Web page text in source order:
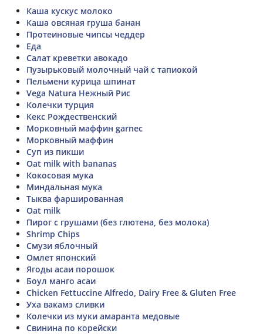
Каша кускус молоко
Каша овсяная груша банан
Протеиновые чипсы чеддер
Еда
Салат креветки авокадо
Пузырьковый молочный чай с тапиокой
Пельмени курица шпинат
Vega Natura Нежный Рис
Колечки турция
Кекс Рождественский
Морковный маффин garnec
Морковный маффин
Суп из пикши
Oat milk with bananas
Кокосовая мука
Миндальная мука
Тыква фаршированная
Oat milk
Пирог с грушами (без глютена, без молока)
Shrimp Chips
Смузи яблочный
Омлет японский
Ягоды асаи порошок
Боул манго асаи
Chicken Fettuccine Alfredo, Dairy Free & Gluten Free
Уха вакамэ сливки
Колечки из муки амаранта медовые
Свинина по корейски